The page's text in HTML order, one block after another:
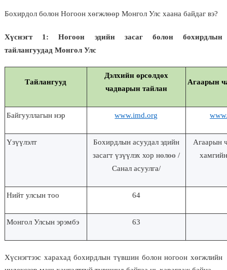
Бохирдол болон Ногоон хөгжлөөр Монгол Улс хаана байдаг вэ?
Хүснэгт 1: Ногоон эдийн засаг болон бохирдлын
тайлангуудад Монгол Улс
Тайлангууд
Дэлхийн өрсөлдөх
чадварын тайлан
Агаарын
Байгууллагын нэр www.imd.org
Үзүүлэлт
Бохирдлын асуудал эдийн
засагт үзүүлэх хор нөлөө /
Санал асуулга/
Агаарын
Нийт улсын тоо 64
Монгол Улсын эрэмбэ 63
Хүснэгтээс харахад бохирдлын түвшин болон ногоон хөгжлийн